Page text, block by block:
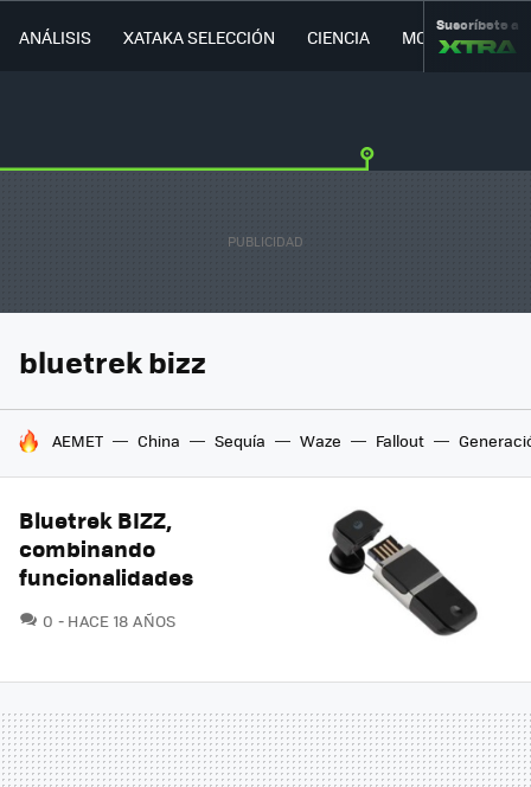
ANÁLISIS XATAKA SELECCIÓN CIENCIA MOVILIDAD
Suscríbete a
bluetrek bizz
HOY SE HABLA DE
AEMET China Sequía Waze Fallout
Bluetrek BIZZ,
combinando
funcionalidades
0 COMENTARIOS
HACE 18 AÑOS